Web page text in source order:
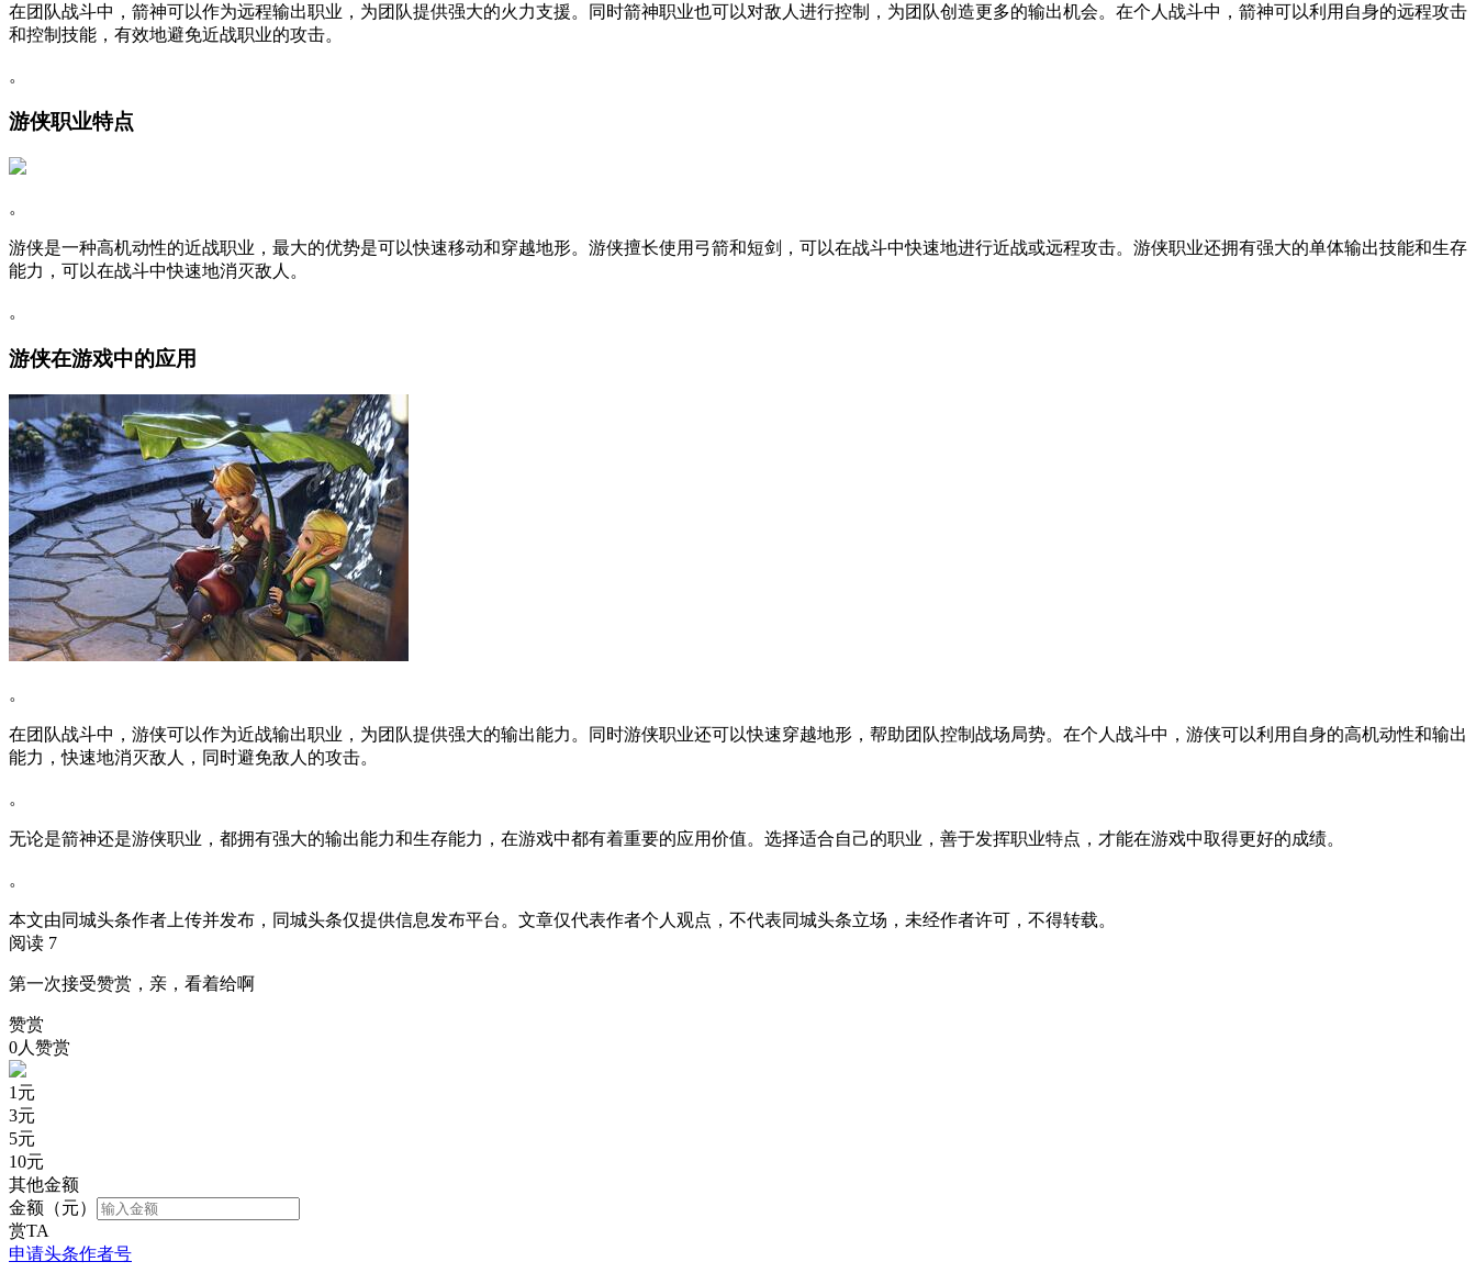
在团队战斗中，箭神可以作为远程输出职业，为团队提供强大的火力支援。同时箭神职业也可以对敌人进行控制，为团队创造更多的输出机会。在个人战斗中，箭神可以利用自身的远程攻击
和控制技能，有效地避免近战职业的攻击。
。
游侠职业特点
。
游侠是一种高机动性的近战职业，最大的优势是可以快速移动和穿越地形。游侠擅长使用弓箭和短剑，可以在战斗中快速地进行近战或远程攻击。游侠职业还拥有强大的单体输出技能和生存
能力，可以在战斗中快速地消灭敌人。
。
游侠在游戏中的应用
。
在团队战斗中，游侠可以作为近战输出职业，为团队提供强大的输出能力。同时游侠职业还可以快速穿越地形，帮助团队控制战场局势。在个人战斗中，游侠可以利用自身的高机动性和输出
能力，快速地消灭敌人，同时避免敌人的攻击。
。
无论是箭神还是游侠职业，都拥有强大的输出能力和生存能力，在游戏中都有着重要的应用价值。选择适合自己的职业，善于发挥职业特点，才能在游戏中取得更好的成绩。
。
本文由同城头条作者上传并发布，同城头条仅提供信息发布平台。文章仅代表作者个人观点，不代表同城头条立场，未经作者许可，不得转载。
阅读 7
第一次接受赞赏，亲，看着给啊
赞赏
0人赞赏
1 元
3元
5元
10元
其他金额
金额（元）
赏TA
申请头条作者号